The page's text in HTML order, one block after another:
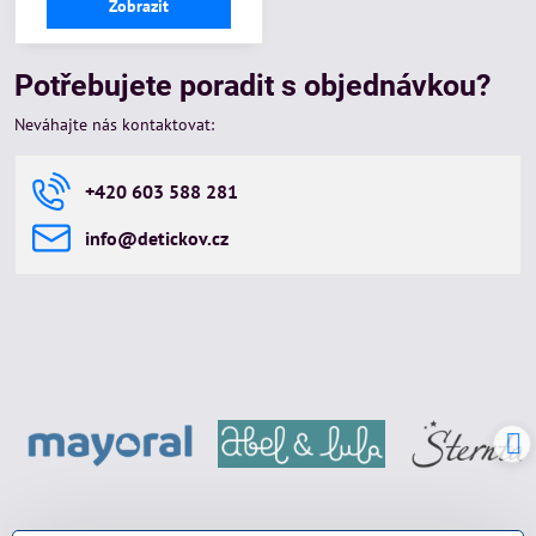
Zobrazit
Potřebujete poradit s objednávkou?
Neváhajte nás kontaktovat:
+420 603 588 281
info​@detickov​.cz